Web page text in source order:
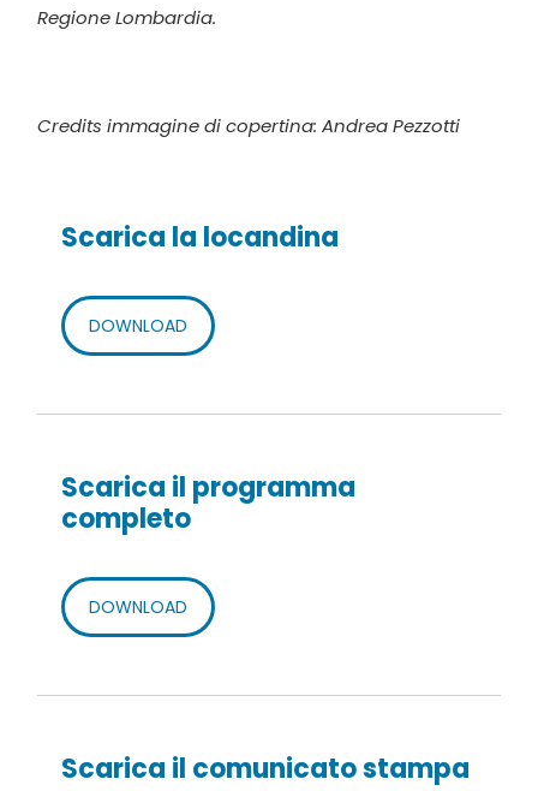
Regione Lombardia.
Credits immagine di copertina: Andrea Pezzotti
Scarica la locandina
DOWNLOAD
Scarica il programma
completo
DOWNLOAD
Scarica il comunicato stampa